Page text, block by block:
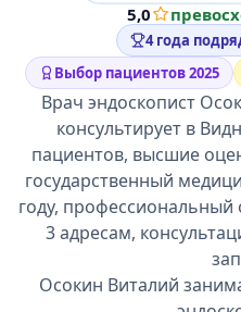
5,0
4 года
Выбор пациентов 2025
Врач эндоскопист
консультирует в
пациентов, высшие
государственный
году,
3 адресам,
Осокин Виталий